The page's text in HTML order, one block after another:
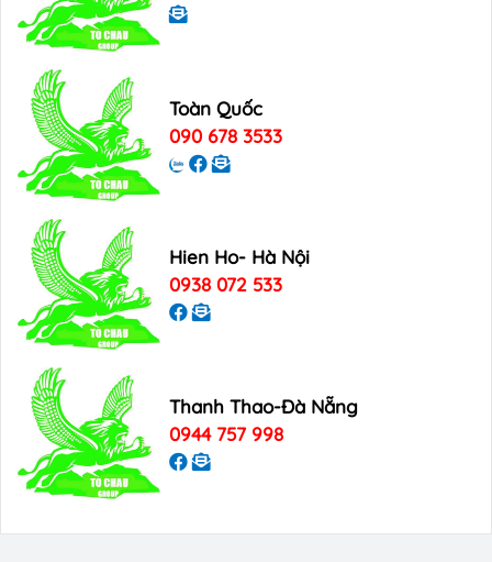
Toàn Quốc
090 678 3533
Hien Ho- Hà Nội
0938 072 533
Thanh Thao-Đà Nẵng
0944 757 998